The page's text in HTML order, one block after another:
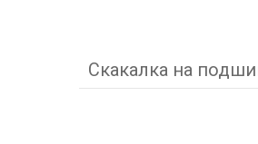
Скакалка на